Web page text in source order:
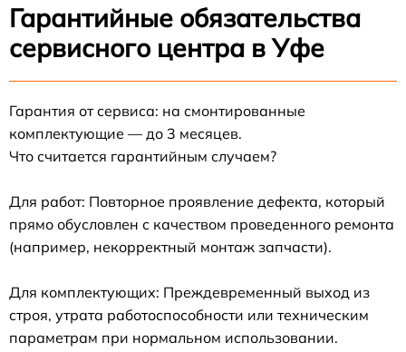
Гарантийные обязательства
сервисного центра в Уфе
Гарантия от сервиса: на смонтированные
комплектующие — до 3 месяцев.
Что считается гарантийным случаем?
Для работ: Повторное проявление дефекта, который
прямо обусловлен с качеством проведенного ремонта
(например, некорректный монтаж запчасти).
Для комплектующих: Преждевременный выход из
строя, утрата работоспособности или техническим
параметрам при нормальном использовании.